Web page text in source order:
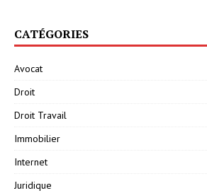
CATÉGORIES
Avocat
Droit
Droit Travail
Immobilier
Internet
Juridique